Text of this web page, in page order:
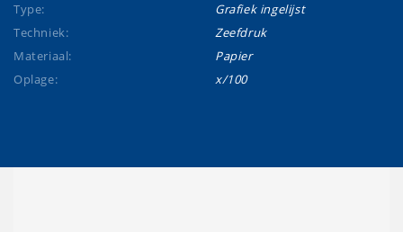
Type:
Grafiek ingelijst
Techniek:
Zeefdruk
Materiaal:
Papier
Oplage:
x/100